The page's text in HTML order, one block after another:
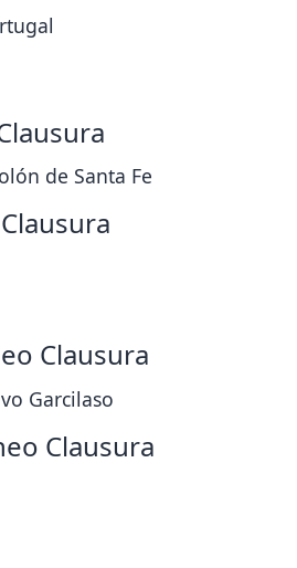
de Santa Fe
Clausura
Garcilaso
Clausura